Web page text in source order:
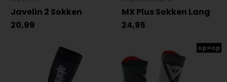
Javelin 2 Sokken
20,99
MX Plus Sokken Lang
24,95
op=op